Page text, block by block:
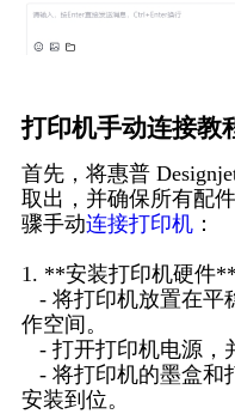
打印机手动连接教
首先，将惠普
取出，并确保所有配
骤手动连接打印机：
1. **安装打印机硬件**
- 将打印机放置在平
作空间。
- 打开打印机电源，
- 将打印机的墨盒和
安装到位。